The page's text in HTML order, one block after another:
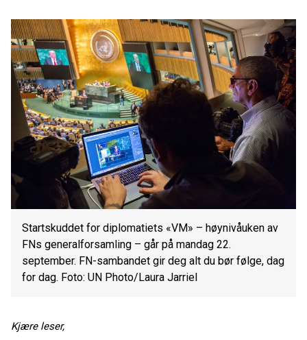
Startskuddet for diplomatiets «VM» – høynivåuken av
FNs generalforsamling – går på mandag 22.
september. FN-sambandet gir deg alt du bør følge, dag
for dag. Foto: UN Photo/Laura Jarriel
Kjære leser,